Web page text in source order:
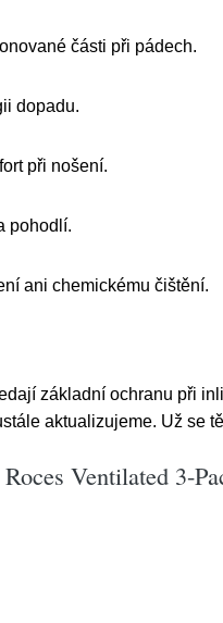
části při pádech.
dopadu.
při nošení.
pohodlí.
ani chemickému čištění.
základní ochranu při
aktualizujeme. Už se
Ventilated 3-